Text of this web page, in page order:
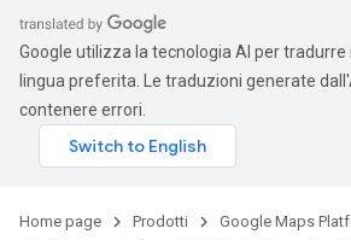
Google utilizza la tecnologia AI per
lingua preferita. Le traduzioni generate
contenere errori.
Home page Prodotti
Google Maps